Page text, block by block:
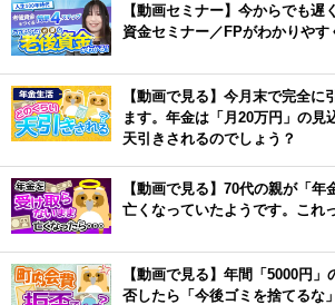
【動画セミナー】今からでも遅
資金セミナー／FPがわかりやす
【動画で見る】今月末で完全に
ます。年金は「月20万円」の見
天引きされるのでしょう？
【動画で見る】70代の親が「年
亡くなっていたようです。これ
【動画で見る】年間「5000円
否したら「今後ゴミを捨てるな